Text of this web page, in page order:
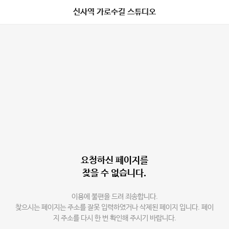
신사역 가로수길 스튜디오
요청하신 페이지를
찾을 수 없습니다.
이용에 불편을 드려 죄송합니다.
찾으시는 페이지는 주소를 잘못 입력하였거나 삭제된 페이지 입니다. 페이
지 주소를 다시 한 번 확인해 주시기 바랍니다.